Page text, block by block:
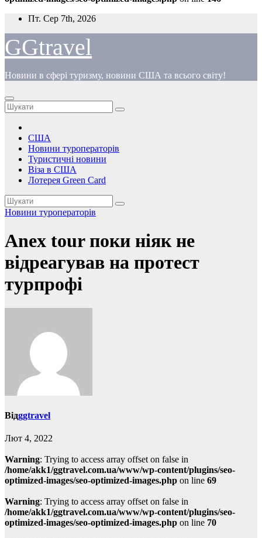
Перейти
вмісту
Пт. Сер 7th, 2026
GGtravel
Новини в сфері туризму, новини США та всього світу!
США
Новини туроператорів
Туристичні новини
Віза в США
Лотерея Green Card
Новини туроператорів
Anex tour поки ніяк не
відреагував на протест
турпрофі
Відggtravel
Лют 4, 2022
Warning: Trying to access array offset on false in
/home/akk1/ggtravel.com.ua/www/wp-content/plugins/seo-
optimized-images/seo-optimized-images.php on line 69
Warning: Trying to access array offset on false in
/home/akk1/ggtravel.com.ua/www/wp-content/plugins/seo-
optimized-images/seo-optimized-images.php on line 70